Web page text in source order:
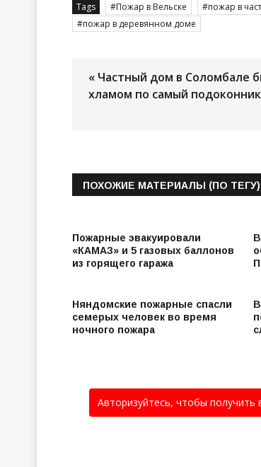
Tags Пожар в Вельске пожар в
пожар в деревянном доме
« Частный дом в Соломбале
хламом по самый подоконник
ПОХОЖИЕ МАТЕРИАЛЫ (ПО ТЕГУ)
Пожарные эвакуировали
«КАМАЗ» и 5 газовых баллонов
из горящего гаража
Няндомские пожарные спасли
семерых человек во время
ночного пожара
Авторизуйтесь, чтобы